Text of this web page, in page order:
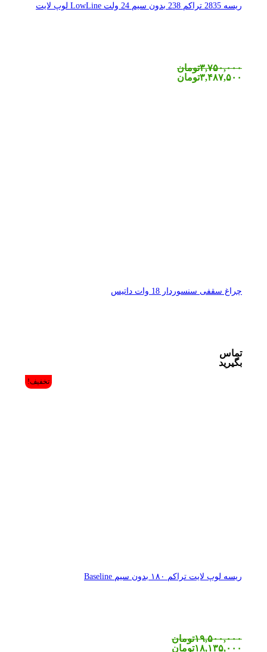
ریسه 2835 تراکم 238 بدون سیم 24 ولت LowLine لوپ لایت
۳,۷۵۰,۰۰۰تومان
۳,۴۸۷,۵۰۰تومان
چراغ سقفی سنسوردار 18 وات داتیس
تماس
بگیرید
تخفیف!
ریسه لوپ لایت تراکم ۱۸۰ بدون سیم Baseline
۱۹,۵۰۰,۰۰۰تومان
۱۸,۱۳۵,۰۰۰تومان